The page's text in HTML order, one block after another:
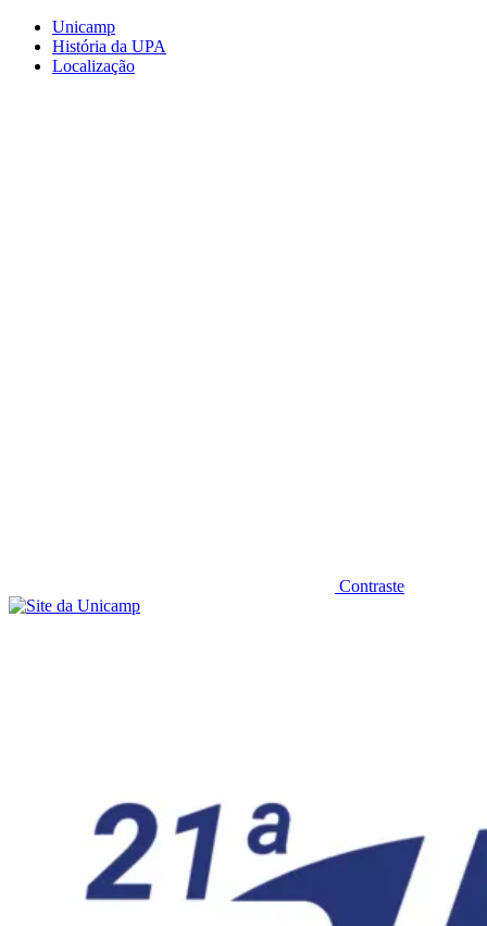
Conteúdo principal
Unicamp
História da UPA
Localização
Contraste